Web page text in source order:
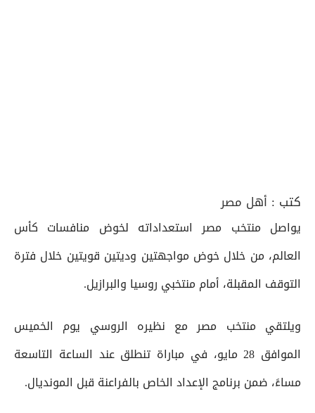
كتب : أهل مصر
يواصل منتخب مصر استعداداته لخوض منافسات كأس
العالم، من خلال خوض مواجهتين وديتين قويتين خلال فترة
التوقف المقبلة، أمام منتخبي روسيا والبرازيل.
ويلتقي منتخب مصر مع نظيره الروسي يوم الخميس
الموافق 28 مايو، في مباراة تنطلق عند الساعة التاسعة
مساءً، ضمن برنامج الإعداد الخاص بالفراعنة قبل المونديال.